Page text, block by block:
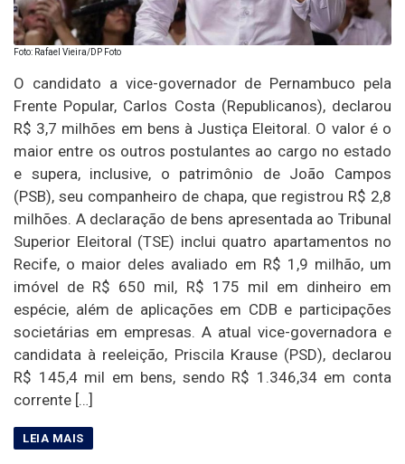
Foto: Rafael Vieira/DP Foto
O candidato a vice-governador de Pernambuco pela
Frente Popular, Carlos Costa (Republicanos), declarou
R$ 3,7 milhões em bens à Justiça Eleitoral. O valor é o
maior entre os outros postulantes ao cargo no estado
e supera, inclusive, o patrimônio de João Campos
(PSB), seu companheiro de chapa, que registrou R$ 2,8
milhões. A declaração de bens apresentada ao Tribunal
Superior Eleitoral (TSE) inclui quatro apartamentos no
Recife, o maior deles avaliado em R$ 1,9 milhão, um
imóvel de R$ 650 mil, R$ 175 mil em dinheiro em
espécie, além de aplicações em CDB e participações
societárias em empresas. A atual vice-governadora e
candidata à reeleição, Priscila Krause (PSD), declarou
R$ 145,4 mil em bens, sendo R$ 1.346,34 em conta
corrente […]